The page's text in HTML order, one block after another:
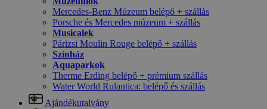
Mercedes-Benz Múzeum belépő + szállás
Porsche és Mercedes múzeum + szállás
Musicalek
Párizsi Moulin Rouge belépő + szállás
Színház
Aquaparkok
Therme Erding belépő + prémium szállás
Water World Rulantica: belépő és szállás
Ajándékutalvány